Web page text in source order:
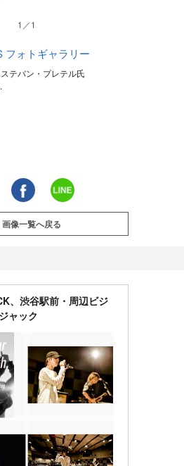
1／1
フォトギャラリー
テバン・プレテル氏
画像一覧へ戻る
、渋谷駅前・周辺ビジ
ャック